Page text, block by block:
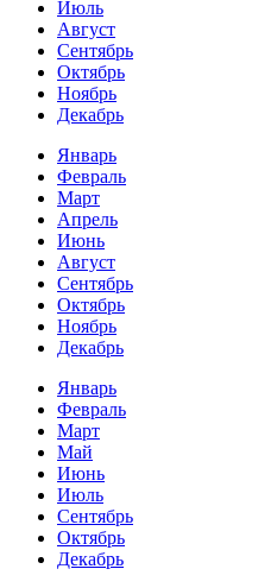
Июль
Август
Сентябрь
Октябрь
Ноябрь
Декабрь
Январь
Февраль
Март
Апрель
Июнь
Август
Сентябрь
Октябрь
Ноябрь
Декабрь
Январь
Февраль
Март
Май
Июнь
Июль
Сентябрь
Октябрь
Декабрь